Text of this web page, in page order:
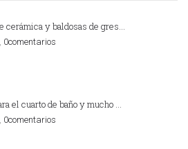
cerámica y baldosas de gres…
0comentarios
el cuarto de baño y mucho …
0comentarios